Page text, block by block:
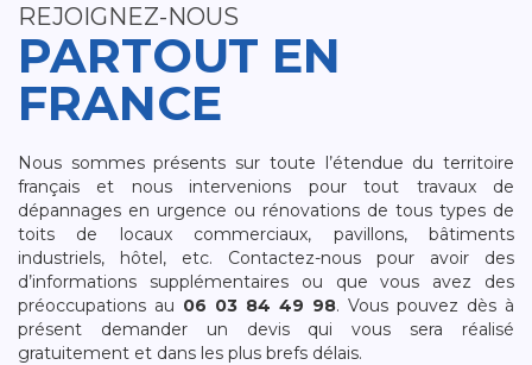
REJOIGNEZ-NOUS
PARTOUT EN
FRANCE
Nous sommes présents sur toute l’étendue du territoire
français et nous intervenions pour tout travaux de
dépannages en urgence ou rénovations de tous types de
toits de locaux commerciaux, pavillons, bâtiments
industriels, hôtel, etc. Contactez-nous pour avoir des
d’informations supplémentaires ou que vous avez des
préoccupations au 06 03 84 49 98. Vous pouvez dès à
présent demander un devis qui vous sera réalisé
gratuitement et dans les plus brefs délais.